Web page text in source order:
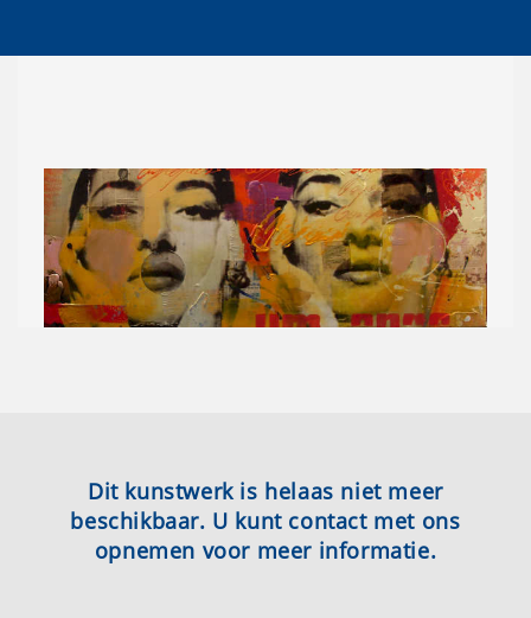
Dit kunstwerk is helaas niet meer
beschikbaar. U kunt contact met ons
opnemen voor meer informatie.